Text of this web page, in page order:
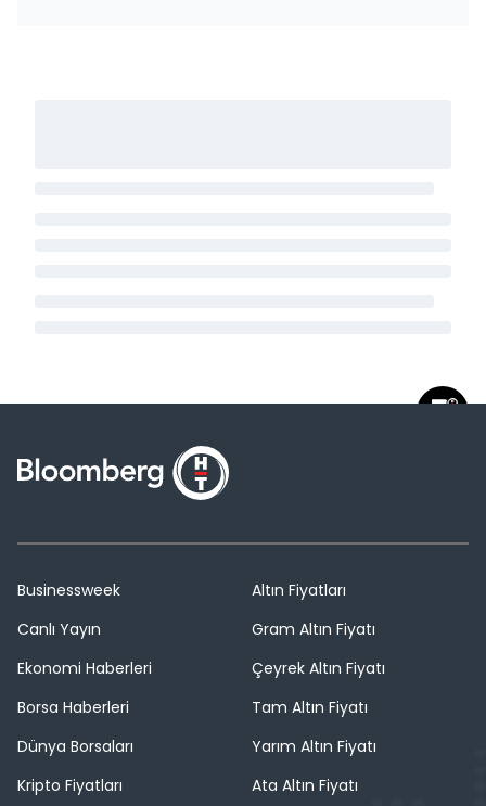
Businessweek
Canlı Yayın
Ekonomi Haberleri
Borsa Haberleri
Dünya Borsaları
Kripto Fiyatları
Altın Fiyatları
Gram Altın Fiyatı
Çeyrek Altın Fiyatı
Tam Altın Fiyatı
Yarım Altın Fiyatı
Ata Altın Fiyatı